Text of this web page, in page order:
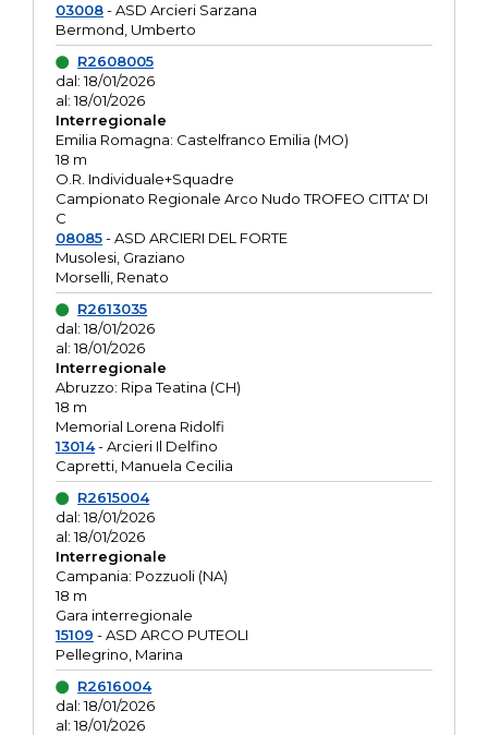
03008- ASD Arcieri Sarzana
Bermond, Umberto
R2608005
dal: 18/01/2026
al: 18/01/2026
Interregionale
Emilia Romagna: Castelfranco Emilia (MO)
18 m
O.R. Individuale+Squadre
Campionato Regionale Arco Nudo TROFEO CITTA' DI
C
08085- ASD ARCIERI DEL FORTE
Musolesi, Graziano
Morselli, Renato
R2613035
dal: 18/01/2026
al: 18/01/2026
Interregionale
Abruzzo: Ripa Teatina (CH)
18 m
Memorial Lorena Ridolfi
13014- Arcieri Il Delfino
Capretti, Manuela Cecilia
R2615004
dal: 18/01/2026
al: 18/01/2026
Interregionale
Campania: Pozzuoli (NA)
18 m
Gara interregionale
15109 - ASD ARCO PUTEOLI
Pellegrino, Marina
R2616004
dal: 18/01/2026
al: 18/01/2026